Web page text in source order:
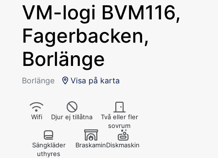
VM-logi BVM116,
Fagerbacken,
Borlänge
Borlänge Visa på karta
Wifi Djur ej tillåtna
Två eller fler
sovrum
Sängkläder
uthyres
BraskaminDiskmaskin